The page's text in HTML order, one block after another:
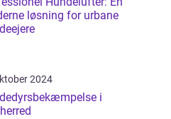
løsning for urbane
2024
i